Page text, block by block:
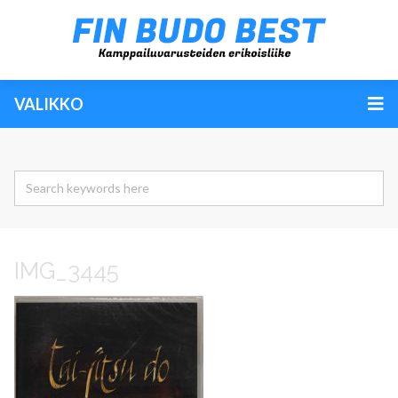
VALIKKO
IMG_3445